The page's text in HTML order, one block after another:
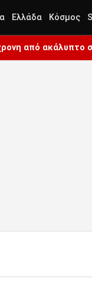
Ελλάδα Κόσμος
από